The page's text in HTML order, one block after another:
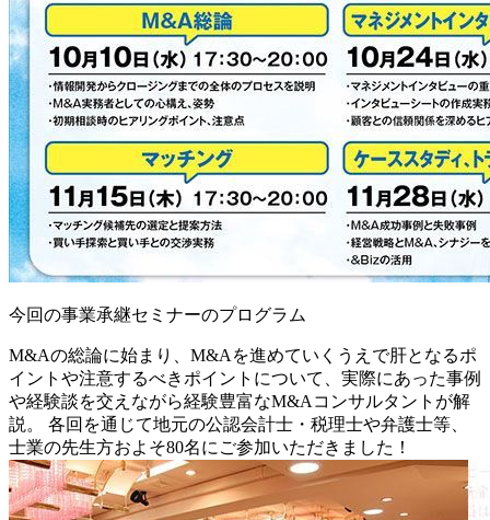
今回の事業承継セミナーのプログラム
M&Aの総論に始まり、M&Aを進めていくうえで肝となるポ
イントや注意するべきポイントについて、実際にあった事例
や経験談を交えながら経験豊富なM&Aコンサルタントが解
説。 各回を通じて地元の公認会計士・税理士や弁護士等、
士業の先生方およそ80名にご参加いただきました！